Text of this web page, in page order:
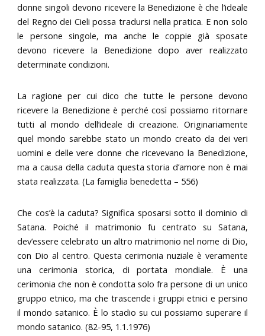
donne singoli devono ricevere la Benedizione è che l’ideale
del Regno dei Cieli possa tradursi nella pratica. E non solo
le persone singole, ma anche le coppie già sposate
devono ricevere la Benedizione dopo aver realizzato
determinate condizioni.
La ragione per cui dico che tutte le persone devono
ricevere la Benedizione è perché così possiamo ritornare
tutti al mondo dell’ideale di creazione. Originariamente
quel mondo sarebbe stato un mondo creato da dei veri
uomini e delle vere donne che ricevevano la Benedizione,
ma a causa della caduta questa storia d’amore non è mai
stata realizzata. (La famiglia benedetta – 556)
Che cos’è la caduta? Significa sposarsi sotto il dominio di
Satana. Poiché il matrimonio fu centrato su Satana,
dev’essere celebrato un altro matrimonio nel nome di Dio,
con Dio al centro. Questa cerimonia nuziale è veramente
una cerimonia storica, di portata mondiale. È una
cerimonia che non è condotta solo fra persone di un unico
gruppo etnico, ma che trascende i gruppi etnici e persino
il mondo satanico. È lo stadio su cui possiamo superare il
mondo satanico. (82-95, 1.1.1976)